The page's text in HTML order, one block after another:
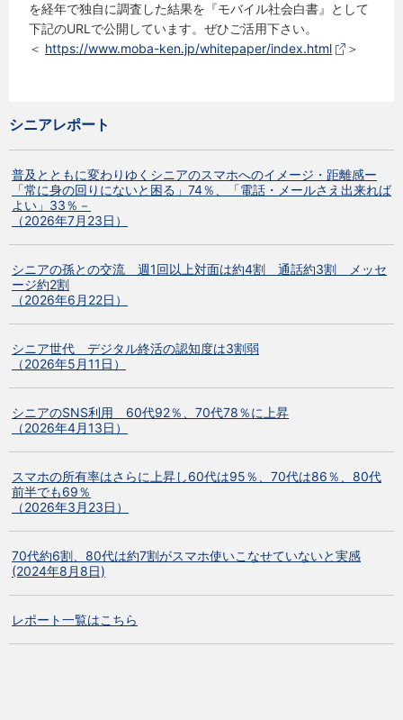
を経年で独自に調査した結果を『モバイル社会白書』として
下記のURLで公開しています。ぜひご活用下さい。
＜ https://www.moba-ken.jp/whitepaper/index.html ＞
シニアレポート
普及とともに変わりゆくシニアのスマホへのイメージ・距離感ー
「常に身の回りにないと困る」74％、「電話・メールさえ出来れば
よい」33％－
（2026年7月23日）
シニアの孫との交流 週1回以上対面は約4割 通話約3割 メッセ
ージ約2割
（2026年6月22日）
シニア世代 デジタル終活の認知度は3割弱
（2026年5月11日）
シニアのSNS利用 60代92％、70代78％に上昇
（2026年4月13日）
スマホの所有率はさらに上昇し60代は95％、70代は86％、80代
前半でも69％
（2026年3月23日）
70代約6割、80代は約7割がスマホ使いこなせていないと実感
(2024年8月8日)
レポート一覧はこちら